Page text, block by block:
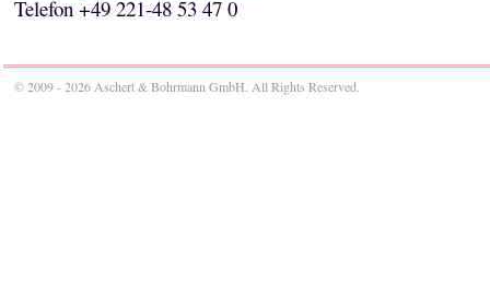
Telefon +49 221-48 53 47 0
© 2009 - 2026 Aschert & Bohrmann GmbH. All Rights Reserved.